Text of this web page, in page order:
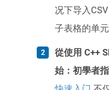
况下导入
子表格的单
從使用 C++
始：初學者